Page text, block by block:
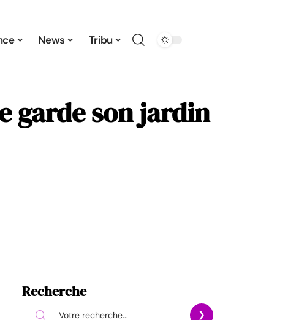
News Tribu
garde son jardin
Recherche